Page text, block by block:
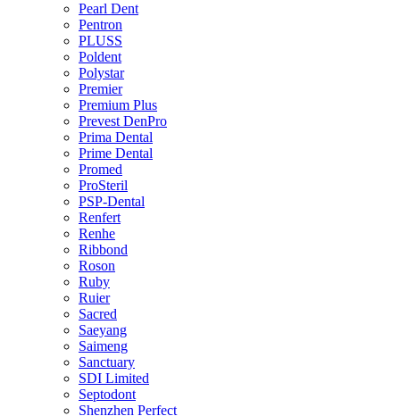
Pearl Dent
Pentron
PLUSS
Poldent
Polystar
Premier
Premium Plus
Prevest DenPro
Prima Dental
Prime Dental
Promed
ProSteril
PSP-Dental
Renfert
Renhe
Ribbond
Roson
Ruby
Ruier
Sacred
Saeyang
Saimeng
Sanctuary
SDI Limited
Septodont
Shenzhen Perfect